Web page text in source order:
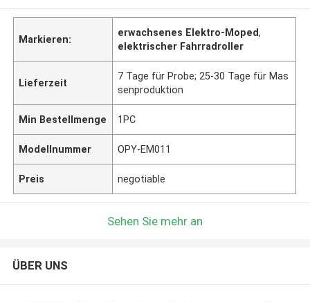
Markieren:
erwachsenes Elektro-Moped,
elektrischer Fahrradroller
Lieferzeit
7 Tage für Probe; 25-30 Tage für Mas
senproduktion
Min Bestellmenge 1PC
Modellnummer OPY-EM011
Preis negotiable
Sehen Sie mehr an
ÜBER UNS